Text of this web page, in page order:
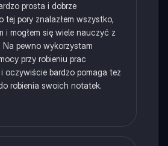
prosta i dobrze
tej pory znalazłem wszystko,
i mogłem się wiele nauczyć z
pewno wykorzystam
przy robieniu prac
oczywiście bardzo pomaga też
robienia swoich notatek.